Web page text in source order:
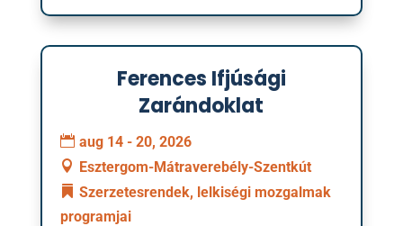
14
Ferences Ifjúsági
Zarándoklat
aug 14 - 20, 2026
Esztergom-Mátraverebély-Szentkút
Szerzetesrendek, lelkiségi mozgalmak
programjai